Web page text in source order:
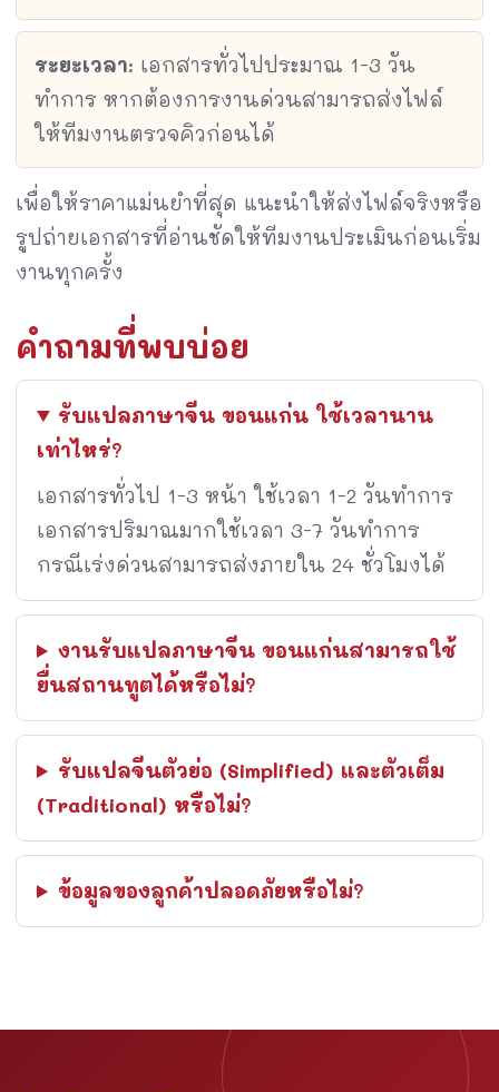
ระยะเวลา: เอกสารทั่วไปประมาณ 1-3 วัน
ทำการ หากต้องการงานด่วนสามารถส่งไฟล์
ให้ทีมงานตรวจคิวก่อนได้
เพื่อให้ราคาแม่นยำที่สุด แนะนำให้ส่งไฟล์จริงหรือ
รูปถ่ายเอกสารที่อ่านชัดให้ทีมงานประเมินก่อนเริ่ม
งานทุกครั้ง
คำถามที่พบบ่อย
รับแปลภาษาจีน ขอนแก่น ใช้เวลานาน
เท่าไหร่?
เอกสารทั่วไป 1-3 หน้า ใช้เวลา 1-2 วันทำการ
เอกสารปริมาณมากใช้เวลา 3-7 วันทำการ
กรณีเร่งด่วนสามารถส่งภายใน 24 ชั่วโมงได้
งานรับแปลภาษาจีน ขอนแก่นสามารถใช้
ยื่นสถานทูตได้หรือไม่?
รับแปลจีนตัวย่อ (Simplified) และตัวเต็ม
(Traditional) หรือไม่?
ข้อมูลของลูกค้าปลอดภัยหรือไม่?